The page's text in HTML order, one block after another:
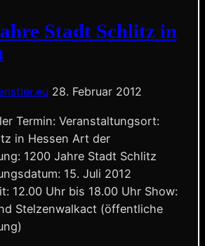
Stadt Schlitz in
28. Februar 2012
Termin: Veranstaltungsort:
in Hessen Art der
1200 Jahre Stadt Schlitz
15. Juli 2012
12.00 Uhr bis 18.00 Uhr Show:
Stelzenwalkact (öffentliche